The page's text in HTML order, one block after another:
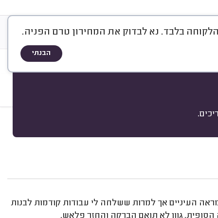
הבנתי
רישוי ותעודות גלריה וידאו טיפ
העיניים אך למרות ששלחה לי עבודות קודמות לבנות
הסופית. גוון לא תואם הברקה והחזר פלאש.